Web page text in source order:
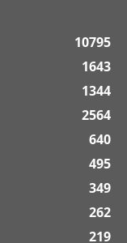
10795
1643
1344
2564
640
495
349
262
219